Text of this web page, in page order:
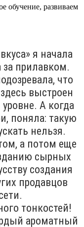
обучение, развиваем
я начала
за прилавком.
что
выстроен
А когда
поняла: такую
нельзя.
а потом еще
сырных
создания
продавцов
тонкостей!
ароматный